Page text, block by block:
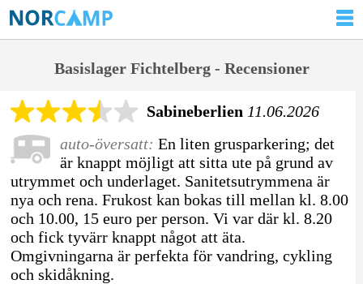
Basislager Fichtelberg - Recensioner
Sabineberlien 11.06.2026
auto-översatt: En liten grusparkering; det
är knappt möjligt att sitta ute på grund av
utrymmet och underlaget. Sanitetsutrymmena är
nya och rena. Frukost kan bokas till mellan kl. 8.00
och 10.00, 15 euro per person. Vi var där kl. 8.20
och fick tyvärr knappt något att äta.
Omgivningarna är perfekta för vandring, cykling
och skidåkning.